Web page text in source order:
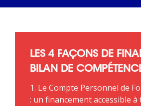
LES 4 FAÇONS DE
BILAN DE
1. Le Compte Personnel de
: un financement accessible à